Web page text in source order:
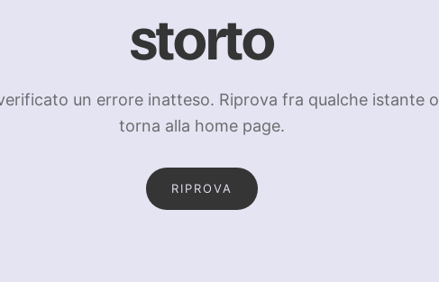
storto
un errore inatteso. Riprova fra qualche istante o
torna alla home page.
RIPROVA